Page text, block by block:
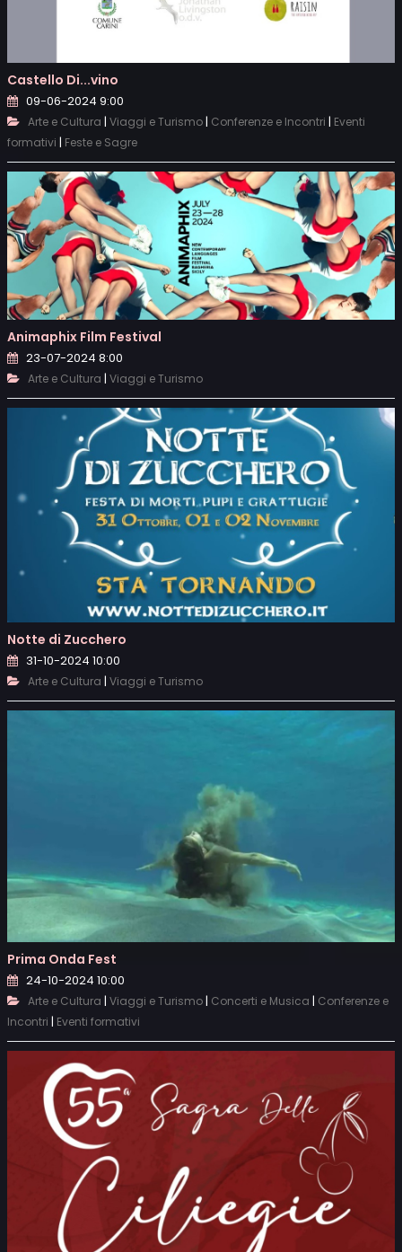
Castello Di...vino
09-06-2024 9:00
Arte e Cultura | Viaggi e Turismo| Conferenze e Incontri | Eventi
formativi | Feste e Sagre
Animaphix Film Festival
23-07-2024 8:00
Arte e Cultura | Viaggi e Turismo
Notte di Zucchero
31-10-2024 10:00
Arte e Cultura | Viaggi e Turismo
Prima Onda Fest
24-10-2024 10:00
Arte e Cultura | Viaggi e Turismo| Concerti e Musica | Conferenze e
Incontri | Eventi formativi